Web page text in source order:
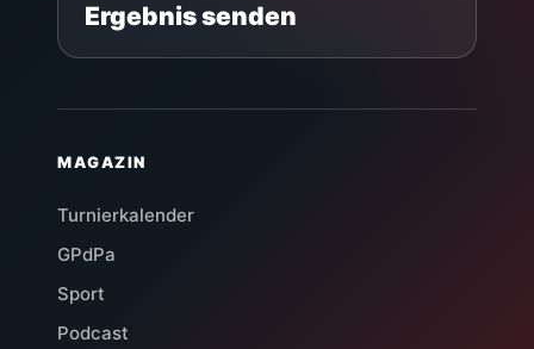
Ergebnis senden
MAGAZIN
Turnierkalender
GPdPa
Sport
Podcast